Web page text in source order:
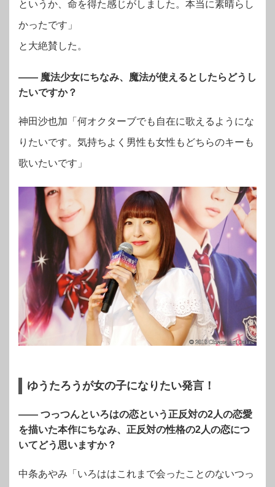
というか、命を得た感じがしました。本当に素晴らし
かったです」
と大絶賛した。
―― 魔法少女にちなみ、魔法が使えるとしたらどうし
たいですか？
神田沙也加「何オクターブでも自在に歌えるようにな
りたいです。気持ちよく男性も女性もどちらのキーも
歌いたいです」
ゆうたろうが女の子になりたい発言！
―― つっつんといろはの恋という正反対の2人の恋愛
を描いた本作にちなみ、正反対の性格の2人の恋につ
いてどう思いますか？
中条あやみ「いろははこれまで会ったことのないつっ